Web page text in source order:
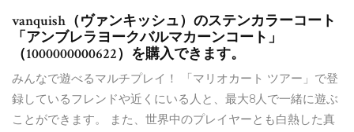
vanquish（ヴァンキッシュ）のステンカラーコート
「アンブレラヨークバルマカーンコート」
（1000000000622）を購入できます。
みんなで遊べるマルチプレイ！ 「マリオカート ツアー」で登
録しているフレンドや近くにいる人と、最大8人で一緒に遊ぶ
ことができます。 また、世界中のプレイヤーとも白熱した真